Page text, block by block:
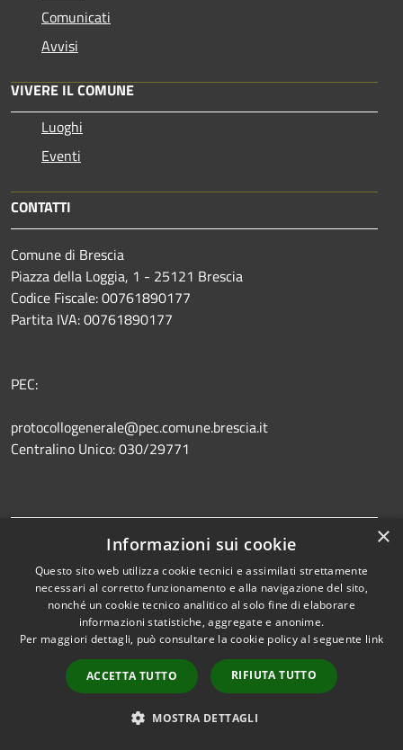
Comunicati
Avvisi
VIVERE IL COMUNE
Luoghi
Eventi
CONTATTI
Comune di Brescia
Piazza della Loggia, 1 - 25121 Brescia
Codice Fiscale: 00761890177
Partita IVA: 00761890177
PEC:
protocollogenerale@pec.comune.brescia.it
Centralino Unico: 030/29771
Prenotazione appuntamento
Segnalazione disservizio
Leggi le FAQ
Richiesta assistenza
Amministrazione trasparente
×
Informazioni sui cookie
Questo sito web utilizza cookie tecnici e assimilati strettamente
necessari al corretto funzionamento e alla navigazione del sito,
nonché un cookie tecnico analitico al solo fine di elaborare
informazioni statistiche, aggregate e anonime.
Per maggiori dettagli, può consultare la cookie policy al seguente link
ACCETTA TUTTO RIFIUTA TUTTO
MOSTRA DETTAGLI